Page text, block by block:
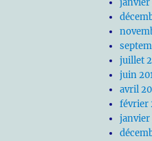
janvier
juillet
juin
avril
février
janvier